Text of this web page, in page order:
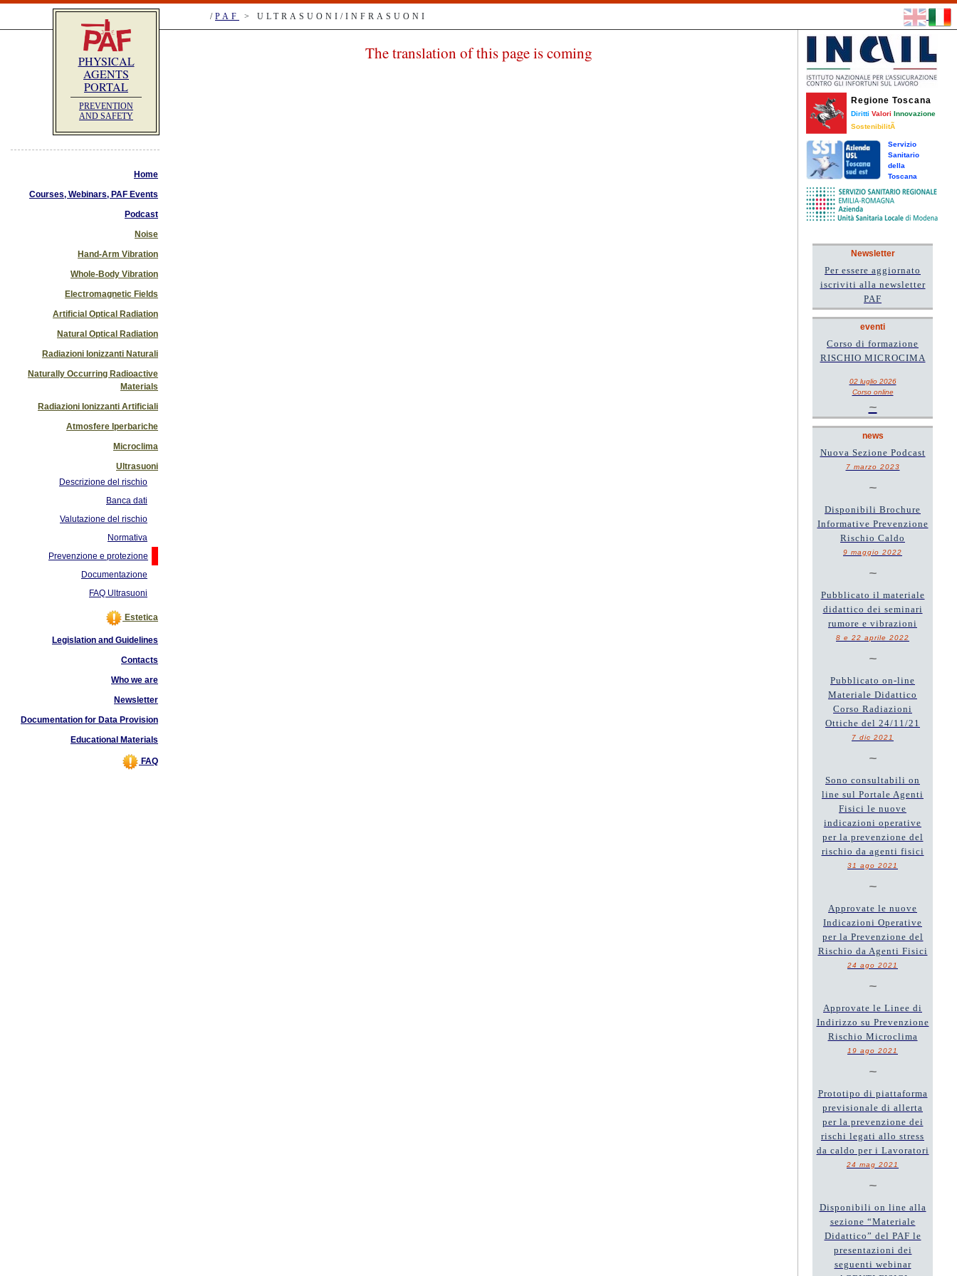
/ PAF > ULTRASUONI/INFRASUONI
PHYSICAL
AGENTS
PORTAL
PREVENTION
AND SAFETY
Home
Courses, Webinars, PAF Events
Podcast
Noise
Hand-Arm Vibration
Whole-Body Vibration
Electromagnetic Fields
Artificial Optical Radiation
Natural Optical Radiation
Radiazioni Ionizzanti Naturali
Naturally Occurring Radioactive
Materials
Radiazioni Ionizzanti Artificiali
Atmosfere Iperbariche
Microclima
Ultrasuoni
Descrizione del rischio
Banca dati
Valutazione del rischio
Normativa
Prevenzione e protezione
Documentazione
FAQ Ultrasuoni
Estetica
Legislation and Guidelines
Contacts
Who we are
Newsletter
Documentation for Data Provision
Educational Materials
FAQ
The translation of this page is coming
Regione Toscana
Diritti Valori Innovazione
SostenibilitÃ
Servizio
Sanitario
della
Toscana
Newsletter
Per essere aggiornato
iscriviti alla newsletter
PAF
eventi
Corso di formazione
RISCHIO MICROCIMA
02 luglio 2026
Corso online
~
news
Nuova Sezione Podcast
7 marzo 2023
~
Disponibili Brochure
Informative Prevenzione
Rischio Caldo
9 maggio 2022
~
Pubblicato il materiale
didattico dei seminari
rumore e vibrazioni
8 e 22 aprile 2022
~
Pubblicato on-line
Materiale Didattico
Corso Radiazioni
Ottiche del 24/11/21
7 dic 2021
~
Sono consultabili on
line sul Portale Agenti
Fisici le nuove
indicazioni operative
per la prevenzione del
rischio da agenti fisici
31 ago 2021
~
Approvate le nuove
Indicazioni Operative
per la Prevenzione del
Rischio da Agenti Fisici
24 ago 2021
~
Approvate le Linee di
Indirizzo su Prevenzione
Rischio Microclima
19 ago 2021
~
Prototipo di piattaforma
previsionale di allerta
per la prevenzione dei
rischi legati allo stress
da caldo per i Lavoratori
24 mag 2021
~
Disponibili on line alla
sezione “Materiale
Didattico” del PAF le
presentazioni dei
seguenti webinar